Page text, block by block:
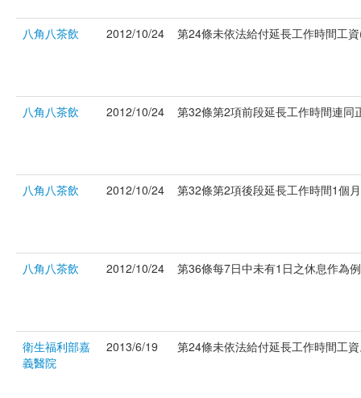
八角八茶飲 2012/10/24 第24條未依法給付延長工作時間工
八角八茶飲 2012/10/24 第32條第2項前段延長工作時間連
八角八茶飲 2012/10/24 第32條第2項後段延長工作時間1個
八角八茶飲 2012/10/24 第36條每7日中未有1日之休息作為
衛生福利部嘉
義醫院
2013/6/19 第24條未依法給付延長工作時間工